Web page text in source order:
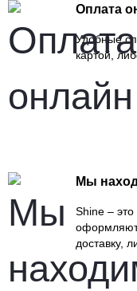
Оплата
Удобные
картой,
Мы
Shine – это
доставку,